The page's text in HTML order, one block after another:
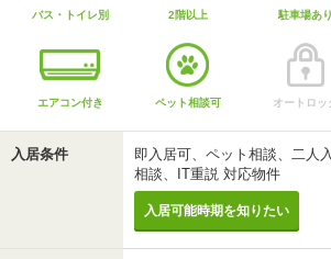
バス・トイレ別 2階以上 駐車場あり
エアコン付き ペット相談可 オートロッ
入居条件
即入居可、ペット相談、二人
相談、IT重説 対応物件
入居可能時期を知りたい